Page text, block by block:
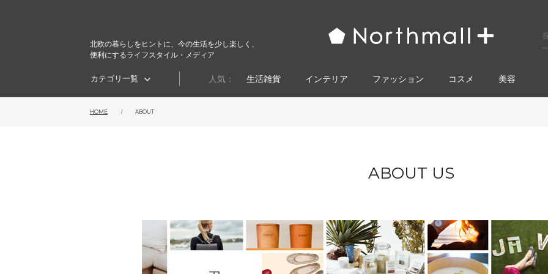
北欧の暮らしをヒントに、今の生活を少し楽しく、
便利にするライフスタイル・メディア
カテゴリ一覧 人気： 生活雑貨 インテリア ファッション コスメ​ 美容
HOME ABOUT
ABOUT US